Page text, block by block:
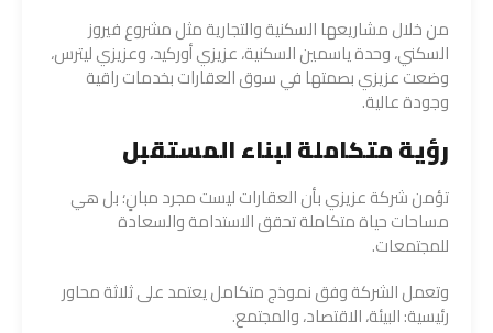
من خلال مشاريعها السكنية والتجارية مثل مشروع فيروز
السكني، وحدة ياسمين السكنية، عزيزي أوركيد، وعزيزي ليترس،
وضعت عزيزي بصمتها في سوق العقارات بخدمات راقية
وجودة عالية.
رؤية متكاملة لبناء المستقبل
تؤمن شركة عزيزي بأن العقارات ليست مجرد مبانٍ؛ بل هي
مساحات حياة متكاملة تحقق الاستدامة والسعادة
للمجتمعات.
وتعمل الشركة وفق نموذج متكامل يعتمد على ثلاثة محاور
رئيسية: البيئة، الاقتصاد، والمجتمع.